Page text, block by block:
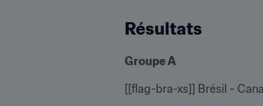
Résultats
Groupe A
[[flag-bra-xs]] Brésil -